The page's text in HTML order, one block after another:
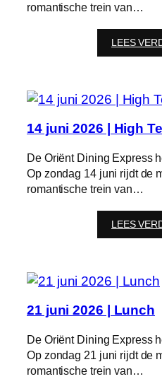
romantische trein van…
LEES
14 juni 2026 | High
De Oriënt Dining Express
Op zondag 14 juni rijdt de
romantische trein van…
LEES
21 juni 2026 | Lunch
De Oriënt Dining Express
Op zondag 21 juni rijdt de
romantische trein van…